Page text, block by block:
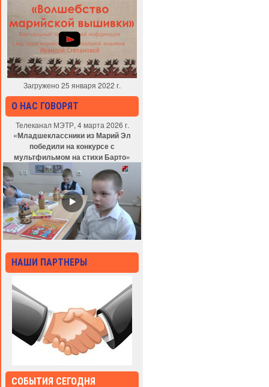
Загружено 25 января 2022 г.
О НАС ГОВОРЯТ
Телеканал МЭТР, 4 марта 2026 г.
«Младшеклассники из Марий Эл
победили на конкурсе с
мультфильмом на стихи Барто»
НАШИ ПАРТНЕРЫ
СОБЫТИЯ СЕГОДНЯ